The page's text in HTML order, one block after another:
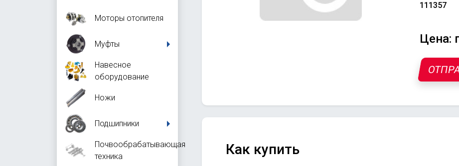
Моторы отопителя
Муфты
Навесное
оборудование
Ножи
Подшипники
Почвообрабатывающая
техника
111357
Цена:
Как купить